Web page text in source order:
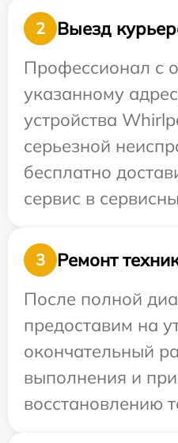
2
Выезд
Профессионал с
указанному
устройства
серьезной
бесплатно
сервис в
3
Ремонт
После полной
предоставим на
окончательный
выполнения и
восстановлению